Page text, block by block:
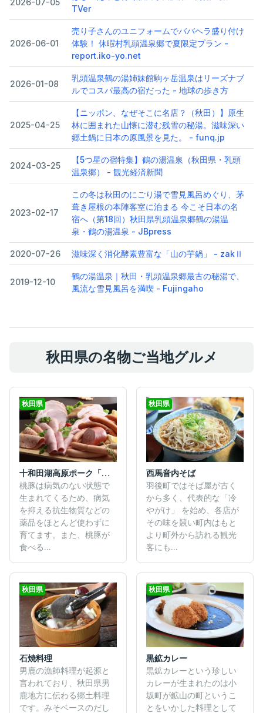
2026-07-05
TVer
2026-06-01
売り子さんのユニフォームでババヘラ盛り付け
体験！ 休暇村乳頭温泉郷で夏限定プラン -
report.iko-yo.net
2026-01-08
乳頭温泉鶴の湯姉妹館駒ヶ岳温泉はリーズナブ
ルでコスパ最高の宿だった - 地球の歩き方
2025-04-25
【ニッポン、なぜそこに名店？（秋田）】原生
林に囲まれた山懐に潜む残雪の秘湯。滋味深い
郷土鍋に日本の原風景を見た。 - funq.jp
2024-03-25
【5つ星の宿特集】鶴の湯温泉（秋田県・乳頭
温泉郷） - 観光経済新聞
2023-02-17
この冬は秋田のにごり湯で雪見風呂めぐり、茅
葺き屋根の本陣客室に泊まる 今こそ日本の名
宿へ（第18回）秋田県乳頭温泉郷鶴の湯温
泉・鶴の湯温泉 - JBpress
2020-07-26 滋味深く消化酵素豊富な「山の芋鍋」 - zakⅡ
2019-12-10
鶴の湯温泉｜秋田・乳頭温泉郷最古の秘湯で、
風流な雪見風呂を満喫 - Fujingaho
秋田県の名物ご当地グルメ
秋田県
十和田湖高原ポーク「桃豚」
桃豚は病気のない状態で
生まれてくるため、病気
を抑える抗生物質などの
薬品をほとんど使わずに
育てます。また、桃豚が
食べる...
秋田県
西馬音内そば
羽後町ではそば屋が古く
から多く、代表的な「冷
やがけ」 を始め、各店が
その味を競い町内はもと
より町外から訪れる観光
客にも...
秋田県
石焼料理
男鹿の漁師料理が起源と
言われており、秋田県男
鹿地方に伝わる郷土料理
です。みそベースのだし
秋田県
黒鉱カレー
黒鉱カレーという珍しい
カレーが生まれたのは小
坂町が鉱山の町というこ
とをいかした料理として